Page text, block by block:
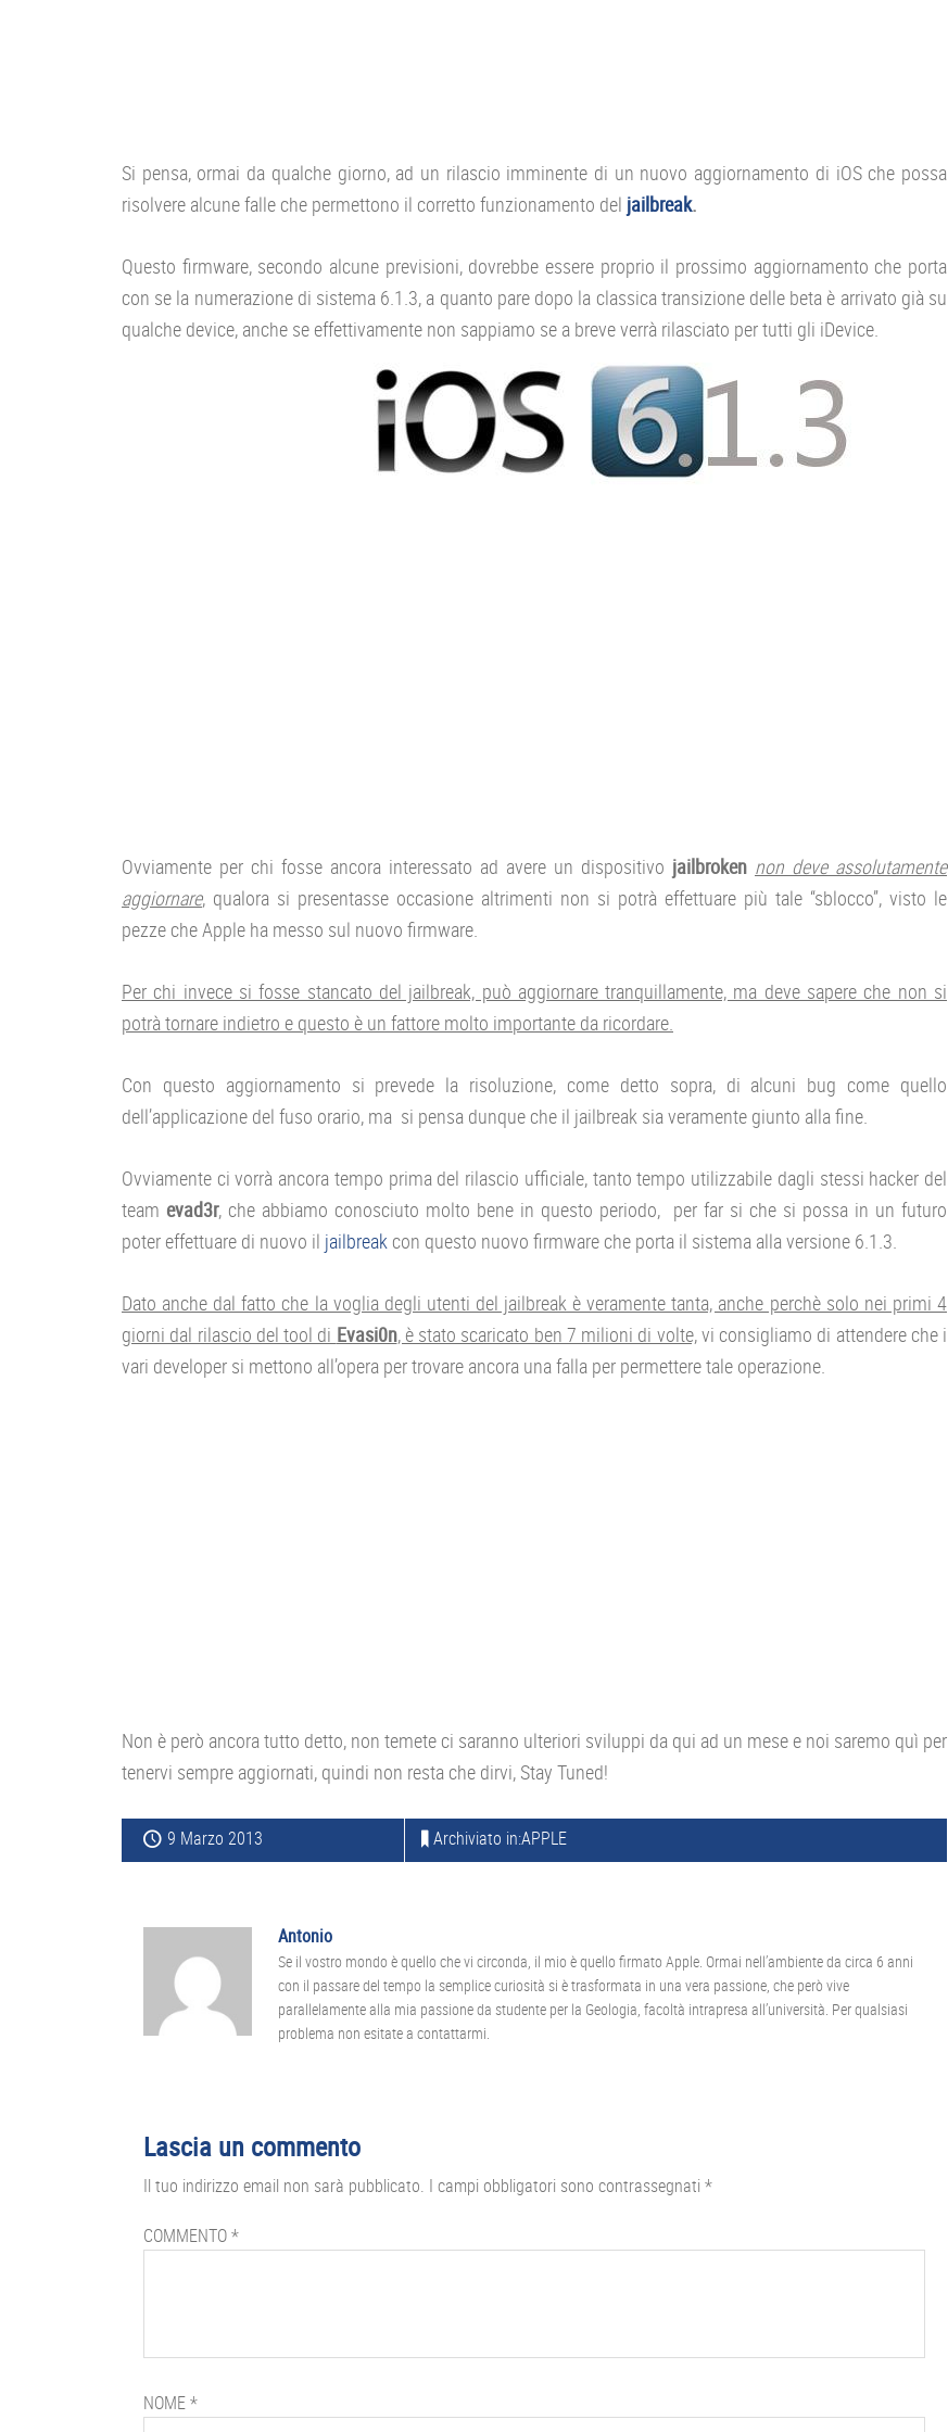
Si pensa, ormai da qualche giorno, ad un rilascio imminente di un nuovo aggiornamento di iOS che possa
risolvere alcune falle che permettono il corretto funzionamento del jailbreak.
Questo firmware, secondo alcune previsioni, dovrebbe essere proprio il prossimo aggiornamento che porta
con se la numerazione di sistema 6.1.3, a quanto pare dopo la classica transizione delle beta è arrivato già su
qualche device, anche se effettivamente non sappiamo se a breve verrà rilasciato per tutti gli iDevice.
Ovviamente per chi fosse ancora interessato ad avere un dispositivo jailbroken non deve assolutamente
aggiornare, qualora si presentasse occasione altrimenti non si potrà effettuare più tale “sblocco”, visto le
pezze che Apple ha messo sul nuovo firmware.
Per chi invece si fosse stancato del jailbreak, può aggiornare tranquillamente, ma deve sapere che non si
potrà tornare indietro e questo è un fattore molto importante da ricordare.
Con questo aggiornamento si prevede la risoluzione, come detto sopra, di alcuni bug come quello
dell’applicazione del fuso orario, ma si pensa dunque che il jailbreak sia veramente giunto alla fine.
Ovviamente ci vorrà ancora tempo prima del rilascio ufficiale, tanto tempo utilizzabile dagli stessi hacker del
team evad3r, che abbiamo conosciuto molto bene in questo periodo, per far si che si possa in un futuro
poter effettuare di nuovo il jailbreak con questo nuovo firmware che porta il sistema alla versione 6.1.3.
Dato anche dal fatto che la voglia degli utenti del jailbreak è veramente tanta, anche perchè solo nei primi 4
giorni dal rilascio del tool di Evasi0n, è stato scaricato ben 7 milioni di volte,vi consigliamo di attendere che i
vari developer si mettono all’opera per trovare ancora una falla per permettere tale operazione.
Non è però ancora tutto detto, non temete ci saranno ulteriori sviluppi da qui ad un mese e noi saremo quì per
tenervi sempre aggiornati, quindi non resta che dirvi, Stay Tuned!
9 Marzo 2013 Archiviato in:APPLE
Antonio
Se il vostro mondo è quello che vi circonda, il mio è quello firmato Apple. Ormai nell’ambiente da circa 6 anni
con il passare del tempo la semplice curiosità si è trasformata in una vera passione, che però vive
parallelamente alla mia passione da studente per la Geologia, facoltà intrapresa all’università. Per qualsiasi
problema non esitate a contattarmi.
Interazioni
del
lettore
Lascia un commento
Il tuo indirizzo email non sarà pubblicato. I campi obbligatori sono contrassegnati *
COMMENTO*
NOME*